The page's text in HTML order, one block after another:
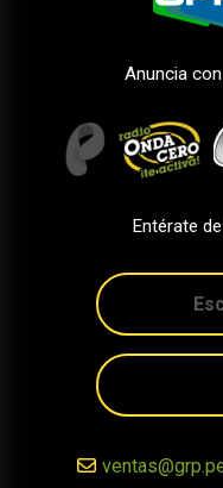
Anuncia
Entérate